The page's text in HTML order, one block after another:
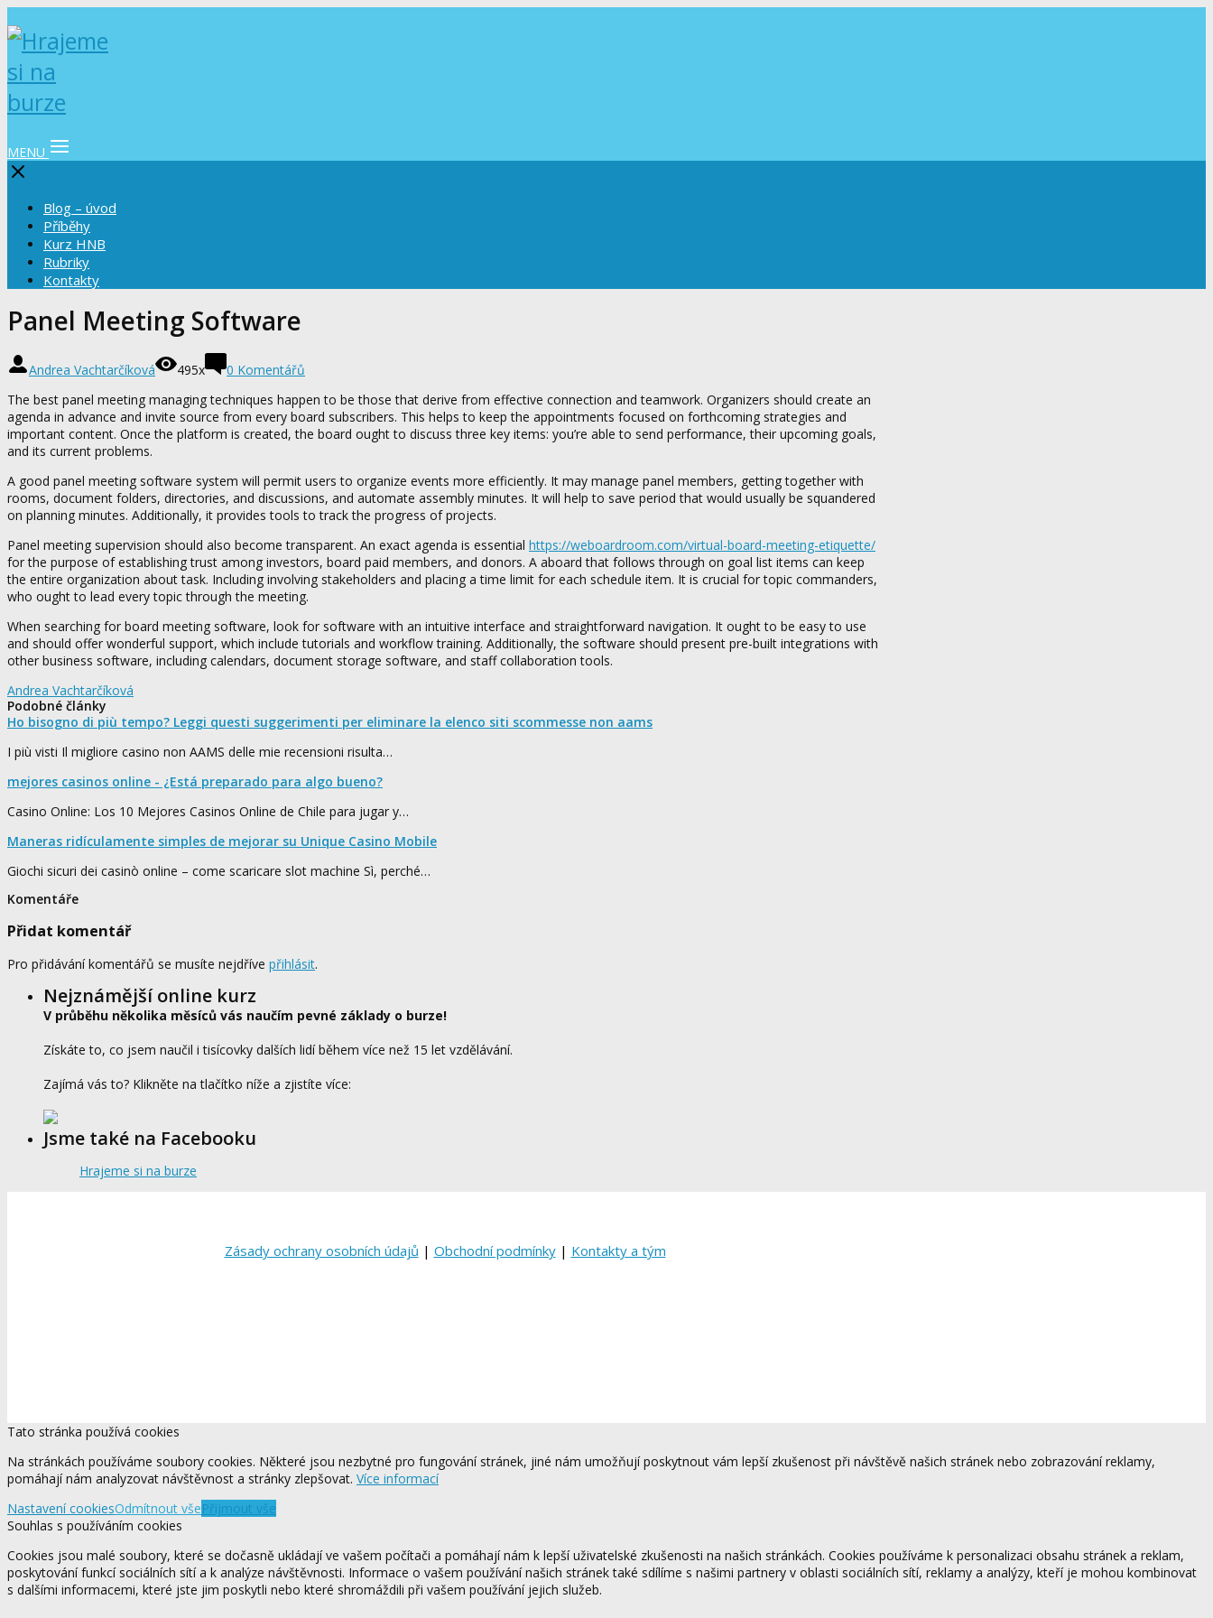
MENU
Blog – úvod
Příběhy
Kurz HNB
Rubriky
Kontakty
Panel Meeting Software
Andrea Vachtarčíková 495x
0 Komentářů
The best panel meeting managing techniques happen to be those that derive from effective connection and teamwork. Organizers should create an
agenda in advance and invite source from every board subscribers. This helps to keep the appointments focused on forthcoming strategies and
important content. Once the platform is created, the board ought to discuss three key items: you’re able to send performance, their upcoming goals,
and its current problems.
A good panel meeting software system will permit users to organize events more efficiently. It may manage panel members, getting together with
rooms, document folders, directories, and discussions, and automate assembly minutes. It will help to save period that would usually be squandered
on planning minutes. Additionally, it provides tools to track the progress of projects.
Panel meeting supervision should also become transparent. An exact agenda is essential https://weboardroom.com/virtual-board-meeting-etiquette/
for the purpose of establishing trust among investors, board paid members, and donors. A aboard that follows through on goal list items can keep
the entire organization about task. Including involving stakeholders and placing a time limit for each schedule item. It is crucial for topic commanders,
who ought to lead every topic through the meeting.
When searching for board meeting software, look for software with an intuitive interface and straightforward navigation. It ought to be easy to use
and should offer wonderful support, which include tutorials and workflow training. Additionally, the software should present pre-built integrations with
other business software, including calendars, document storage software, and staff collaboration tools.
Andrea Vachtarčíková
Podobné články
Ho bisogno di più tempo? Leggi questi suggerimenti per eliminare la elenco siti scommesse non aams
I più visti Il migliore casino non AAMS delle mie recensioni risulta…
mejores casinos online - ¿Está preparado para algo bueno?
Casino Online: Los 10 Mejores Casinos Online de Chile para jugar y…
Maneras ridículamente simples de mejorar su Unique Casino Mobile
Giochi sicuri dei casinò online – come scaricare slot machine Sì, perché…
Komentáře
Přidat komentář
Pro přidávání komentářů se musíte nejdříve přihlásit.
Nejznámější online kurz
V průběhu několika měsíců vás naučím pevné základy o burze!
Získáte to, co jsem naučil i tisícovky dalších lidí během více než 15 let vzdělávání.
Zajímá vás to? Klikněte na tlačítko níže a zjistíte více:
Jsme také na Facebooku
Hrajeme si na burze
Zásady ochrany osobních údajů | Obchodní podmínky| Kontakty a tým
Tato stránka používá cookies
Na stránkách používáme soubory cookies. Některé jsou nezbytné pro fungování stránek, jiné nám umožňují poskytnout vám lepší zkušenost při návštěvě našich stránek nebo zobrazování reklamy,
pomáhají nám analyzovat návštěvnost a stránky zlepšovat. Více informací
Nastavení cookiesOdmítnout všePřijmout vše
Souhlas s používáním cookies
Cookies jsou malé soubory, které se dočasně ukládají ve vašem počítači a pomáhají nám k lepší uživatelské zkušenosti na našich stránkách. Cookies používáme k personalizaci obsahu stránek a reklam,
poskytování funkcí sociálních sítí a k analýze návštěvnosti. Informace o vašem používání našich stránek také sdílíme s našimi partnery v oblasti sociálních sítí, reklamy a analýzy, kteří je mohou kombinovat
s dalšími informacemi, které jste jim poskytli nebo které shromáždili při vašem používání jejich služeb.